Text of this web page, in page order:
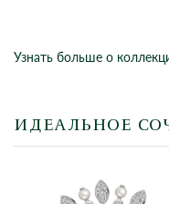
ИДЕАЛЬНОЕ
Узнать больше о